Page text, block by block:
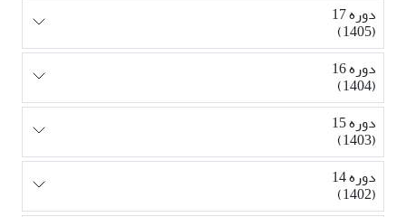
دوره 17
(1405)
دوره 16
(1404)
دوره 15
(1403)
دوره 14
(1402)